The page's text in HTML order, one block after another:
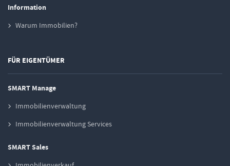
Information
Warum Immobilien?
FÜR EIGENTÜMER
SMART Manage
Immobilienverwaltung
Immobilienverwaltung Services
SMART Sales